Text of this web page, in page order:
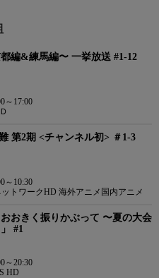
編&練馬編〜 一挙放送 #1-12
～17:00
第2期 <チャンネル初> ＃1-3
～10:30
トワークHD 海外アニメ国内アニメ
おおきく振りかぶって 〜夏の大会
#1
～20:30
HD